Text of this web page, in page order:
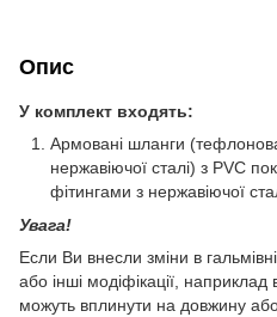
Опис
У комплект входять:
Армовані шланги
нержавіючої сталі) з PVC
фітингами з нержавіючої
Увага!
Если Ви внесли зміни в
або інші модіфікації,
можуть вплинути на довжину або